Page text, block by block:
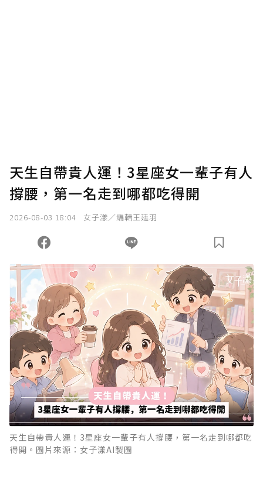
天生自帶貴人運！3星座女一輩子有人
撐腰，第一名走到哪都吃得開
2026-08-03 18:04 女子漾／編輯王廷羽
天生自帶貴人運！3星座女一輩子有人撐腰，第一名走到哪都吃
得開。圖片來源：女子漾AI製圖